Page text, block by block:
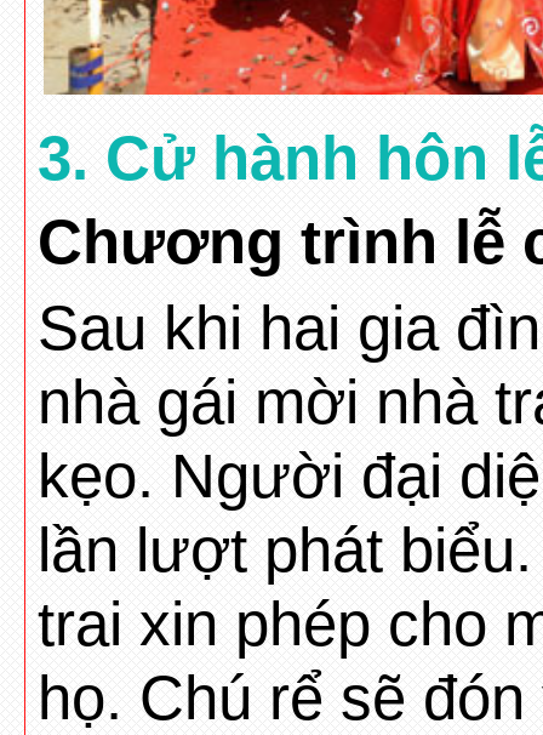
3. Cử hành hôn
Chương trình lễ
Sau khi hai gia
nhà gái mời nhà
kẹo. Người đại
lần lượt phát
trai xin phép cho
họ. Chú rể sẽ